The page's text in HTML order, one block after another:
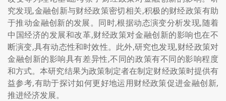
究发现,金融创新与财经政策密切相关,积极的财经政策有助
于推动金融创新的发展。同时,根据动态演变分析发现,随着
中国经济的发展和改革,财经政策对金融创新的影响也在不
断演变,具有动态性和时效性。此外,研究也发现,财经政策对
金融创新的影响具有差异性,不同的政策有不同的影响程度
和方式。本研究结果为政策制定者在制定财经政策时提供有
益参考,有助于探讨如何更好地运用财经政策促进金融创新,
推进经济发展。